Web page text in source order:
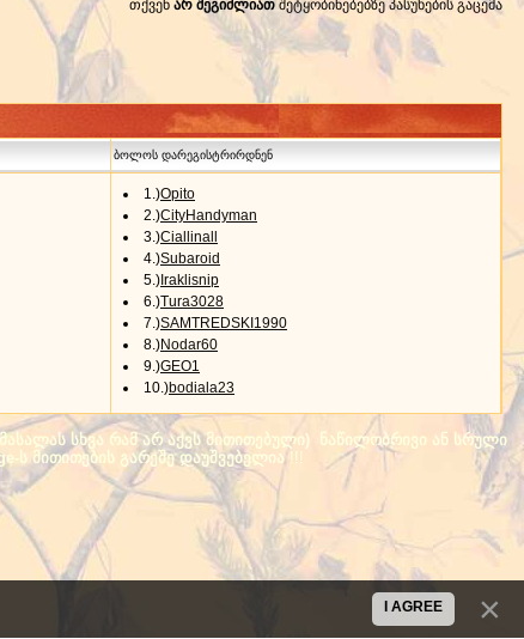
თქვენ არ შეგიძლიათ შეტყობინებებზე პასუხების გაცემა
ბოლოს დარეგისტრირდნენ
1.)Opito
2.)CityHandyman
3.)Ciallinall
4.)Subaroid
5.)Iraklisnip
6.)Tura3028
7.)SAMTREDSKI1990
8.)Nodar60
9.)GEO1
10.)bodiala23
სხვა რამ არ აქვს მითითებული) ნაწილობრივი ან სრული
ს მითითების გარეშე დაუშვებელია !!!
I AGREE